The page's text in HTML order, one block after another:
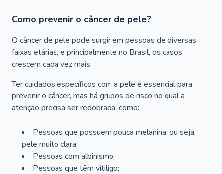
Como prevenir o câncer de pele?
O câncer de pele pode surgir em pessoas de diversas
faixas etárias, e principalmente no Brasil, os casos
crescem cada vez mais.
Ter cuidados específicos com a pele é essencial para
prevenir o câncer, mas há grupos de risco no qual a
atenção precisa ser redobrada, como:
Pessoas que possuem pouca melanina, ou seja,
pele muito clara;
Pessoas com albinismo;
Pessoas que têm vitiligo;